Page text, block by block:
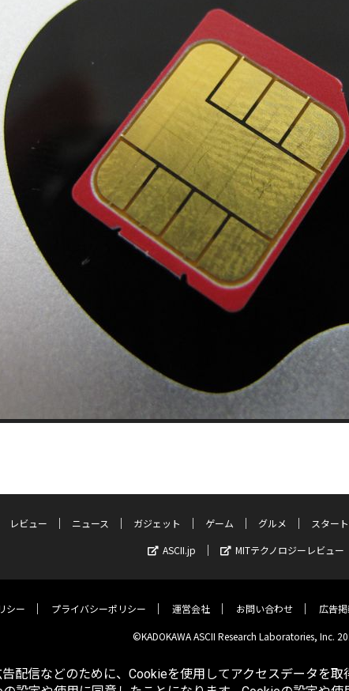
レビュー ニュース ガジェット ゲーム グルメ スター
ASCII.jp
MITテクノロジーレビュー
シー プライバシーポリシー 運営会社 お問い合わせ 広告
©KADOKAWA ASCII Research Laboratories, Inc.
配信などのために、Cookieを使用してアクセスデータを取